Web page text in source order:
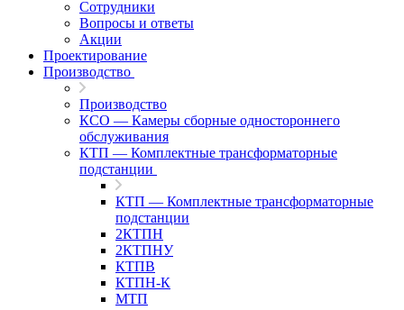
Сотрудники
Вопросы и ответы
Акции
Проектирование
Производство
Производство
КСО — Камеры сборные одностороннего
обслуживания
КТП — Комплектные трансформаторные
подстанции
КТП — Комплектные трансформаторные
подстанции
2КТПН
2КТПНУ
КТПВ
КТПН-К
МТП